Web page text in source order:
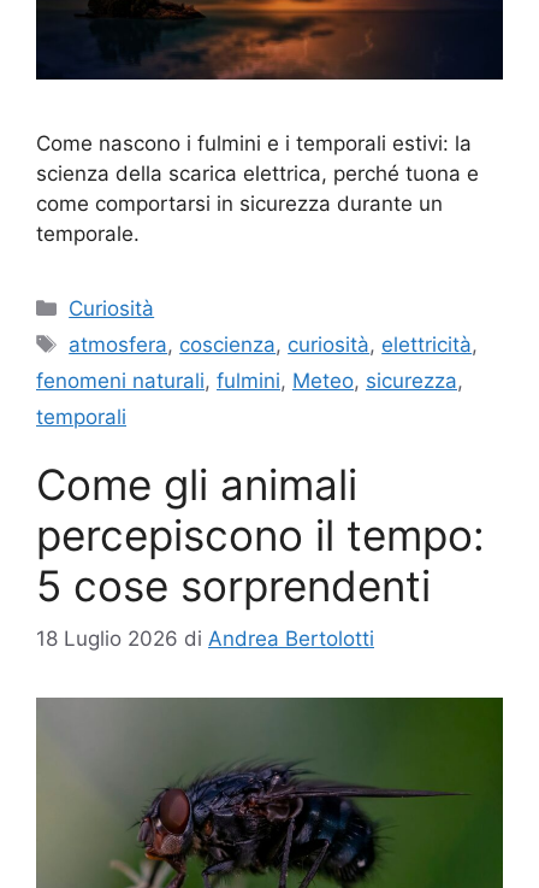
Come nascono i fulmini e i temporali estivi: la
scienza della scarica elettrica, perché tuona e
come comportarsi in sicurezza durante un
temporale.
Categorie
Curiosità
Tag
atmosfera, coscienza, curiosità, elettricità,
fenomeni naturali, fulmini, Meteo, sicurezza,
temporali
Come gli animali
percepiscono il tempo:
5 cose sorprendenti
18 Luglio 2026 di Andrea Bertolotti